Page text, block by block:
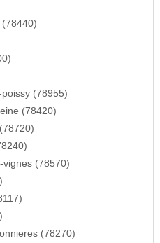
(78955)
(78420)
vignes (78570)
(78270)